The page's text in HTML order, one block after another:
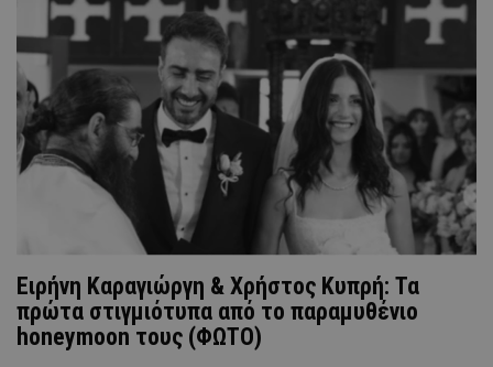
Ειρήνη Καραγιώργη & Χρήστος Κυπρή: Τα
πρώτα στιγμιότυπα από το παραμυθένιο
honeymoon τους (ΦΩΤΟ)